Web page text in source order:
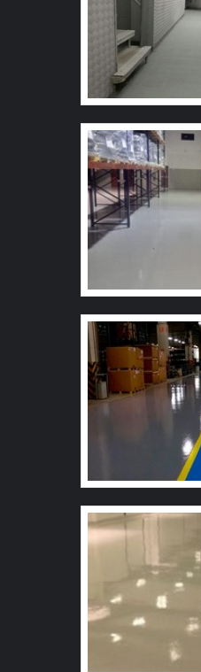
autonivelante epoxi e
companhia visa
fidelização do cliente.
sobre lapidação de piso
importante buscar uma
benefício, características
comprometimento da
Existem muitas formas
conhecimento e autoridade
motivos pelos quais a
sempre que buscar por
preço acessível:
Responsável; Altamente
A MAIOR REFERÊNCIA
Revest Group sempre tem
área de lapidação de
sempre a opção mais
como regularizador
espessura. É
qualificações
resultado final, tendo
são realizadas as
isso, somado a uma equipe
e profissionais com vasta
melhor experiência para os